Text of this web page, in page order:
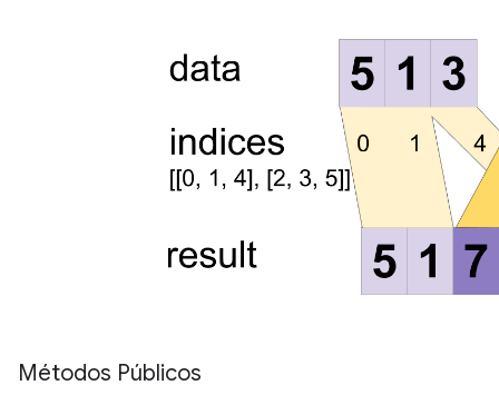
Métodos Públicos